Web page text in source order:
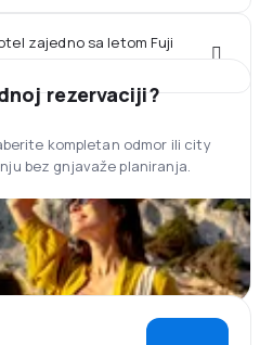
zajedno sa letom Fuji
rezervaciji?
kompletan odmor ili city
bez gnjavaže planiranja.